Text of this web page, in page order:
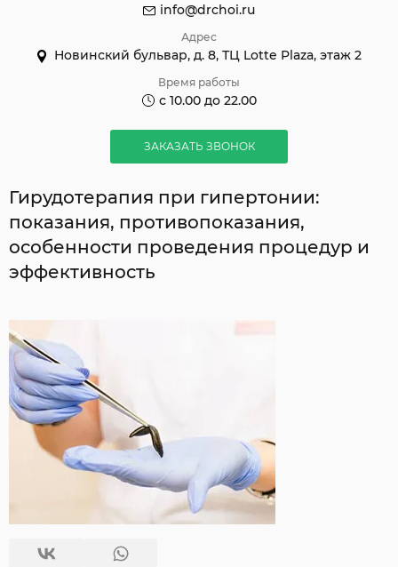
info@drchoi.ru
Адрес
Новинский бульвар, д. 8, ТЦ Lotte Plaza, этаж 2
Время работы
с 10.00 до 22.00
ЗАКАЗАТЬ ЗВОНОК
Гирудотерапия при гипертонии:
показания, противопоказания,
особенности проведения процедур и
эффективность